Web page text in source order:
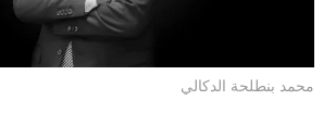
محمد بنطلحة الدكالي